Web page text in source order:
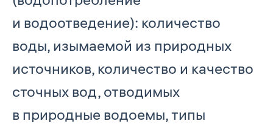
и водоотведение): количество
воды, изымаемой из природных
источников, количество и качество
сточных вод, отводимых
в природные водоемы, типы